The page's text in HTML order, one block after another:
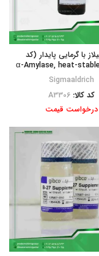
با گرمایی پایدار (کد
Sigmaaldrich
کد کالا: A3306
درخواست قیمت